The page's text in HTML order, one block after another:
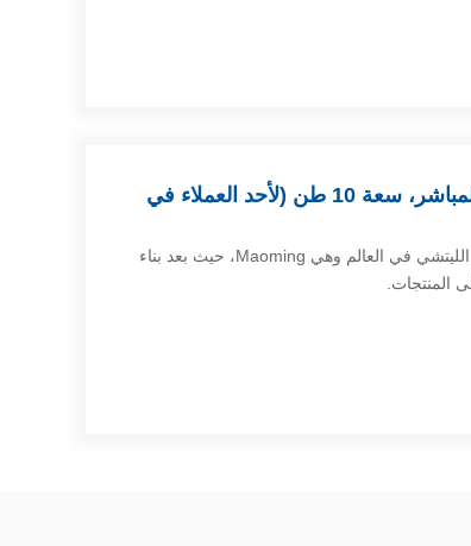
آلة إنتاج كتل الثلج الصناعي للتبريد المباشر، سعة 10 طن (لأحد العملاء في
يسكن هذا العميل في أكبر قاعدة لإنتاج فاكهة الليتشي في العالم وهي Maoming، حيث بعد بناء
المنتجات.